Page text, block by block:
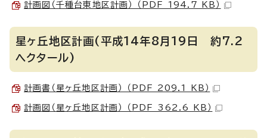
計画図（千種台東地区計画） （PDF 194.7 KB）
星ヶ丘地区計画(平成14年8月19日 約7.2
ヘクタール)
計画書（星ヶ丘地区計画） （PDF 209.1 KB）
計画図（星ヶ丘地区計画） （PDF 362.6 KB）